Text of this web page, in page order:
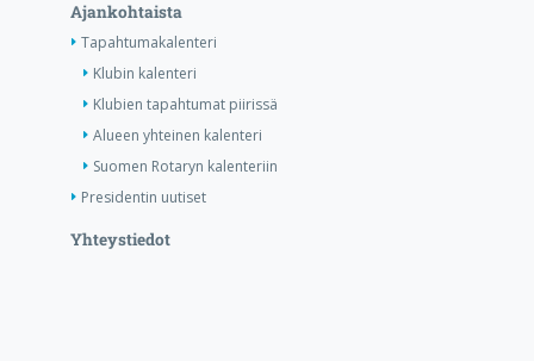
Ajankohtaista
Tapahtumakalenteri
Klubin kalenteri
Klubien tapahtumat piirissä
Alueen yhteinen kalenteri
Suomen Rotaryn kalenteriin
Presidentin uutiset
Yhteystiedot